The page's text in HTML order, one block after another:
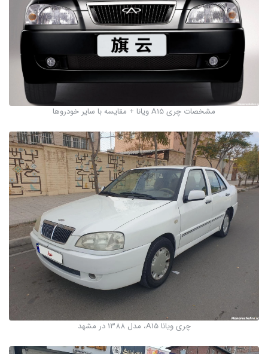
مشخصات چری A15 ویانا + مقایسه با سایر خودروها
چری ویانا A15، مدل ۱۳۸۸ در مشهد